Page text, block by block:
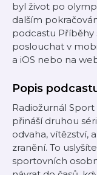
byl život po
dalším
podcastu
poslouchat v
a iOS nebo na
Popis
Radiožurnál
přináší druhou
odvaha, vítězství,
zranění. To
sportovních